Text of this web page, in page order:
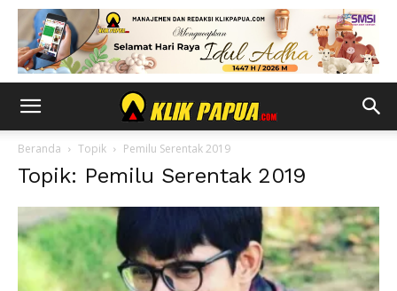
Beranda Topik Pemilu Serentak 2019
Topik: Pemilu Serentak 2019